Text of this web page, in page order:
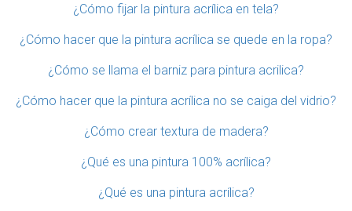
¿Cómo fijar la pintura acrílica en tela?
¿Cómo hacer que la pintura acrílica se quede en la ropa?
¿Cómo se llama el barniz para pintura acrilica?
¿Cómo hacer que la pintura acrílica no se caiga del vidrio?
¿Cómo crear textura de madera?
¿Qué es una pintura 100% acrílica?
¿Qué es una pintura acrílica?